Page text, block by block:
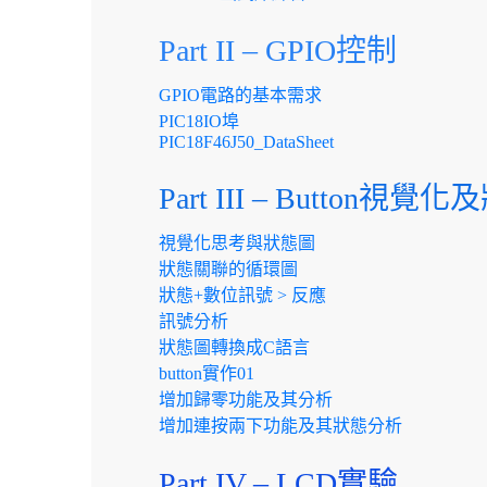
Part II – GPIO控制
GPIO電路的基本需求
PIC18IO埠
PIC18F46J50_DataSheet
Part III – Button視覺化及
視覺化思考與狀態圖
狀態關聯的循環圖
狀態+數位訊號 > 反應
訊號分析
狀態圖轉換成C語言
button實作01
增加歸零功能及其分析
增加連按兩下功能及其狀態分析